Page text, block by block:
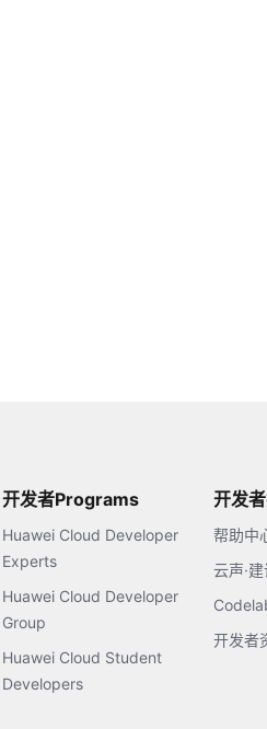
开发者Programs
Huawei Cloud Developer
Experts
Huawei Cloud Developer
Group
Huawei Cloud Student
Developers
开发
帮助中
云声·建
开发者